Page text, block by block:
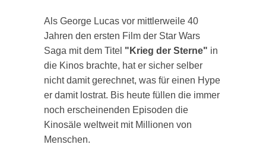
Als George Lucas vor mittlerweile 40
Jahren den ersten Film der Star Wars
Saga mit dem Titel "Krieg der Sterne" in
die Kinos brachte, hat er sicher selber
nicht damit gerechnet, was für einen Hype
er damit lostrat. Bis heute füllen die immer
noch erscheinenden Episoden die
Kinosäle weltweit mit Millionen von
Menschen.